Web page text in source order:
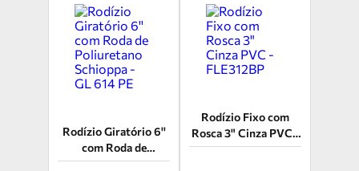
Rodízio Giratório 6''
com Roda de
Poliuretano Schioppa
Rodízio Fixo com
Rosca 3" Cinza PVC -
FLE312BP